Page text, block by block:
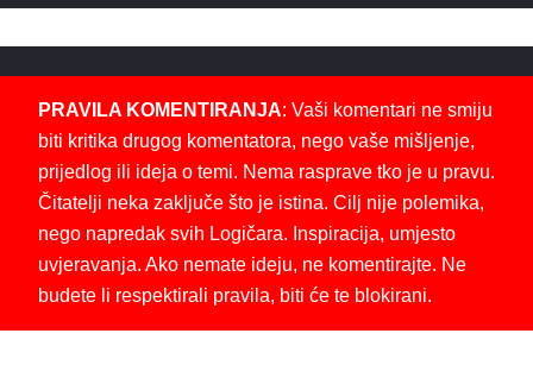
PRAVILA KOMENTIRANJA: Vaši komentari ne smiju
biti kritika drugog komentatora, nego vaše mišljenje,
prijedlog ili ideja o temi. Nema rasprave tko je u pravu.
Čitatelji neka zaključe što je istina. Cilj nije polemika,
nego napredak svih Logičara. Inspiracija, umjesto
uvjeravanja. Ako nemate ideju, ne komentirajte. Ne
budete li respektirali pravila, biti će te blokirani.